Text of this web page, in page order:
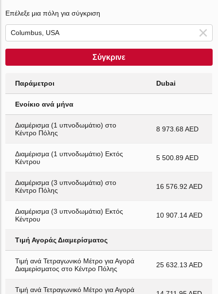
Επέλεξε μια πόλη για σύγκριση
Σύγκρινε
Παράμετροι Dubai
Ενοίκιο ανά μήνα
Διαμέρισμα (1 υπνοδωμάτιο) στο
Κέντρο Πόλης
8 973.68 AED
Διαμέρισμα (1 υπνοδωμάτιο) Εκτός
Κέντρου
5 500.89 AED
Διαμέρισμα (3 υπνοδωμάτια) στο
Κέντρο Πόλης
16 576.92 AED
Διαμέρισμα (3 υπνοδωμάτια) Εκτός
Κέντρου
10 907.14 AED
Τιμή Αγοράς Διαμερίσματος
Τιμή ανά Τετραγωνικό Μέτρο για Αγορά
Διαμερίσματος στο Κέντρο Πόλης
25 632.13 AED
Τιμή ανά Τετραγωνικό Μέτρο για Αγορά